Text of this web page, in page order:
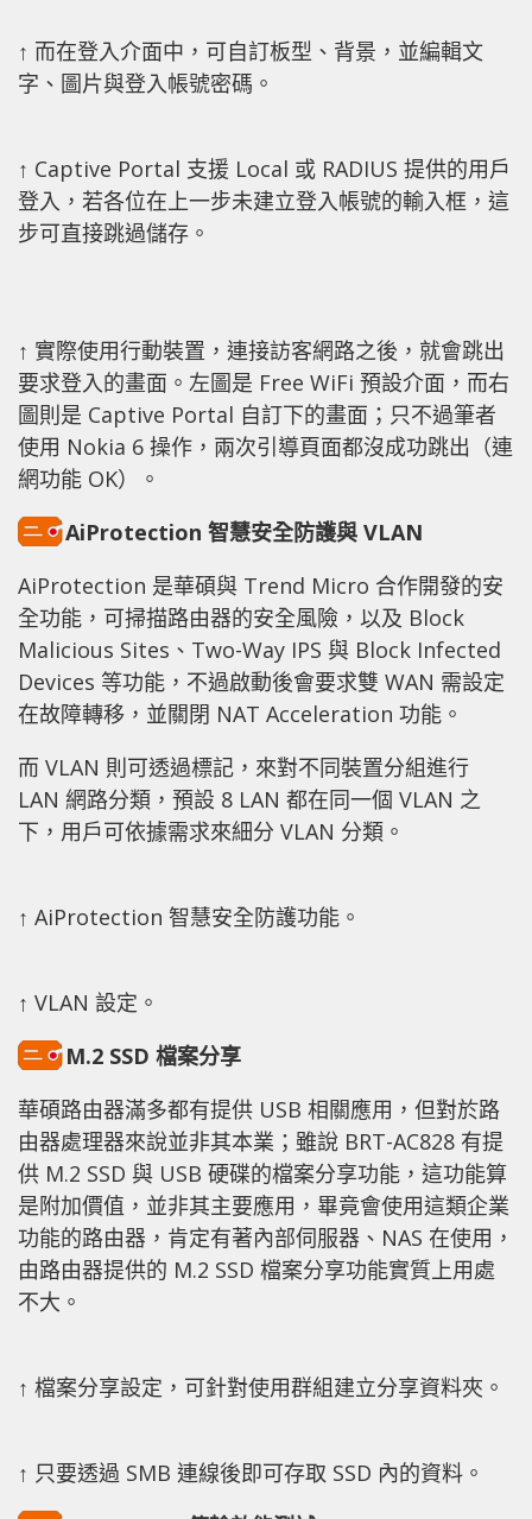
↑ 而在登入介面中，可自訂板型、背景，並編輯文
字、圖片與登入帳號密碼。
↑ Captive Portal 支援 Local 或 RADIUS 提供的用戶
登入，若各位在上一步未建立登入帳號的輸入框，這
步可直接跳過儲存。
↑ 實際使用行動裝置，連接訪客網路之後，就會跳出
要求登入的畫面。左圖是 Free WiFi 預設介面，而右
圖則是 Captive Portal 自訂下的畫面；只不過筆者
使用 Nokia 6 操作，兩次引導頁面都沒成功跳出（連
網功能 OK）。
AiProtection 智慧安全防護與 VLAN
AiProtection 是華碩與 Trend Micro 合作開發的安
全功能，可掃描路由器的安全風險，以及 Block
Malicious Sites、Two-Way IPS 與 Block Infected
Devices 等功能，不過啟動後會要求雙 WAN 需設定
在故障轉移，並關閉 NAT Acceleration 功能。
而 VLAN 則可透過標記，來對不同裝置分組進行
LAN 網路分類，預設 8 LAN 都在同一個 VLAN 之
下，用戶可依據需求來細分 VLAN 分類。
↑ AiProtection 智慧安全防護功能。
↑ VLAN 設定。
M.2 SSD 檔案分享
華碩路由器滿多都有提供 USB 相關應用，但對於路
由器處理器來說並非其本業；雖說 BRT-AC828 有提
供 M.2 SSD 與 USB 硬碟的檔案分享功能，這功能算
是附加價值，並非其主要應用，畢竟會使用這類企業
功能的路由器，肯定有著內部伺服器、NAS 在使用，
由路由器提供的 M.2 SSD 檔案分享功能實質上用處
不大。
↑ 檔案分享設定，可針對使用群組建立分享資料夾。
↑ 只要透過 SMB 連線後即可存取 SSD 內的資料。